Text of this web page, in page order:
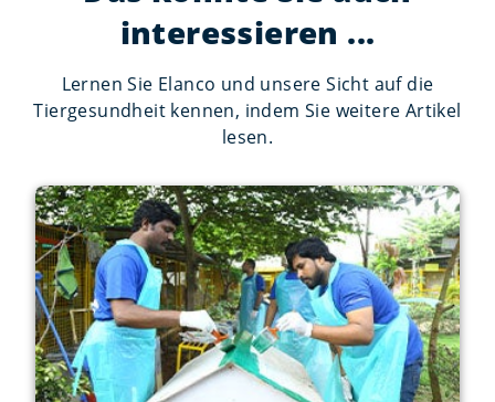
interessieren ...
Lernen Sie Elanco und unsere Sicht auf die
Tiergesundheit kennen, indem Sie weitere Artikel
lesen.